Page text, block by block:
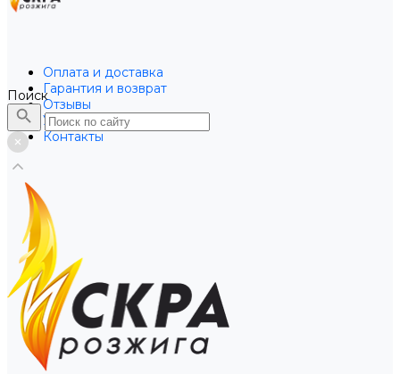
Оплата и доставка
Гарантия и возврат
Отзывы
Услуги
Контакты
Поиск